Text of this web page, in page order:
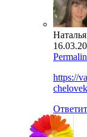
https://